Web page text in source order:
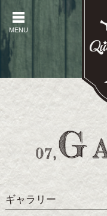
MENU
ギャラリー